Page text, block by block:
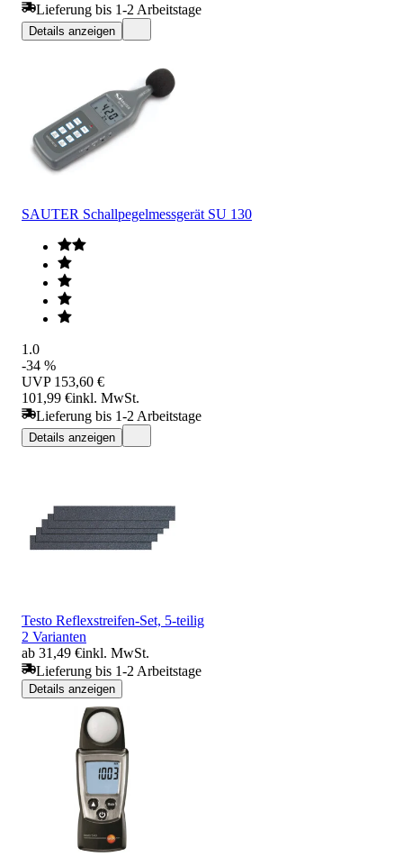
Lieferung bis 1-2 Arbeitstage
Details anzeigen
SAUTER Schallpegelmessgerät SU 130
1.0
-34 %
UVP 153,60 €
101,99 €inkl. MwSt.
Lieferung bis 1-2 Arbeitstage
Details anzeigen
Testo Reflexstreifen-Set, 5-teilig
2 Varianten
ab 31,49 €inkl. MwSt.
Lieferung bis 1-2 Arbeitstage
Details anzeigen